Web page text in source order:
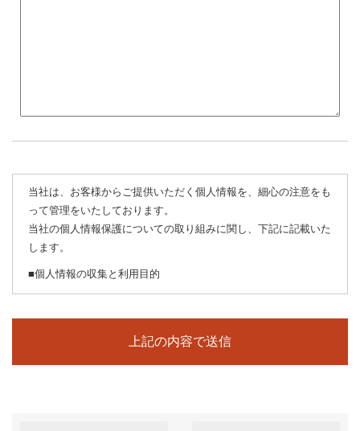
当社は、お客様からご提供いただく個人情報を、細心の注意をも
って管理をいたしております。
当社の個人情報保護についての取り組みに関し、下記に記載いた
します。
■個人情報の収集と利用目的
用内容をお知らせし、同意をいただいたうえで個人情報の収集を